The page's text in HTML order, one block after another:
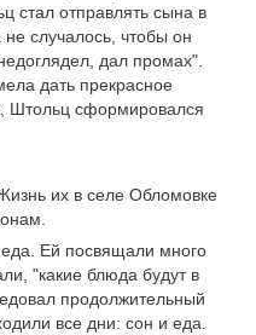
стал отправлять сына в
случалось, чтобы он
дал промах".
дать прекрасное
Штольц сформировался
их в селе Обломовке
Ей посвящали много
"какие блюда будут в
продолжительный
все дни: сон и еда.